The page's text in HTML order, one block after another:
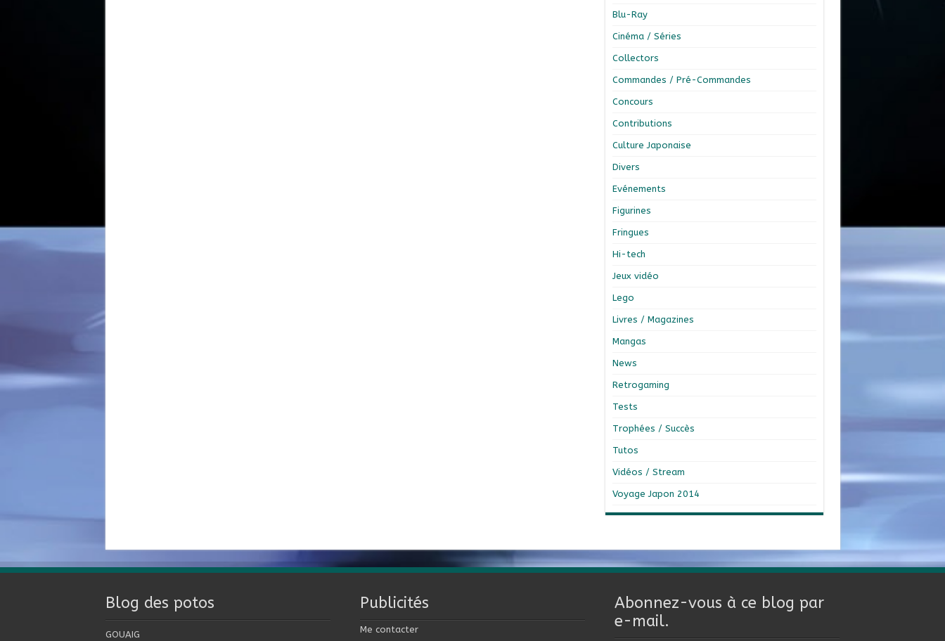
Blu-Ray
Cinéma / Séries
Collectors
Commandes / Pré-Commandes
Concours
Contributions
Culture Japonaise
Divers
Evénements
Figurines
Fringues
Hi-tech
Jeux vidéo
Lego
Livres / Magazines
Mangas
News
Retrogaming
Tests
Trophées / Succès
Tutos
Vidéos / Stream
Voyage Japon 2014
Blog des potos
GOUAIG
Publicités
Me contacter
Abonnez-vous à ce blog par
e-mail.